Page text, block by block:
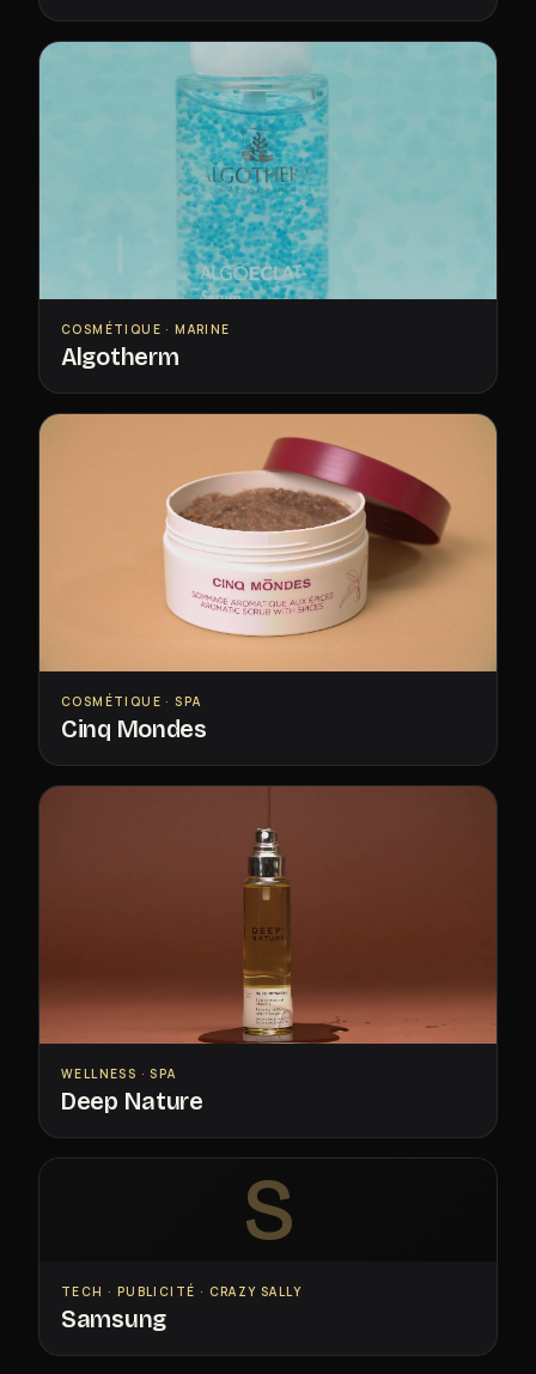
COSMÉTIQUE · MARINE
Algotherm
COSMÉTIQUE · SPA
Cinq Mondes
WELLNESS · SPA
Deep Nature
S
TECH · PUBLICITÉ · CRAZY SALLY
Samsung